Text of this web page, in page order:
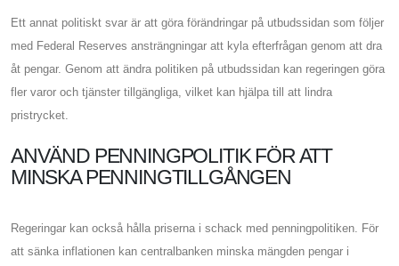
Ett annat politiskt svar är att göra förändringar på utbudssidan som följer
med Federal Reserves ansträngningar att kyla efterfrågan genom att dra
åt pengar. Genom att ändra politiken på utbudssidan kan regeringen göra
fler varor och tjänster tillgängliga, vilket kan hjälpa till att lindra
pristrycket.
ANVÄND PENNINGPOLITIK FÖR ATT
MINSKA PENNINGTILLGÅNGEN
Regeringar kan också hålla priserna i schack med penningpolitiken. För
att sänka inflationen kan centralbanken minska mängden pengar i